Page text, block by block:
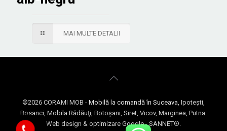
MAI MULTE DETALII
©2026 CORAMI MOB - Mobilă la comandă în Suceava, Ipoteşti,
Bosanci, Mobila Rădăuţi, Botoşani, Siret, Vicov, Marginea, Putna.
Web design & optimizare Google - SANNET®.